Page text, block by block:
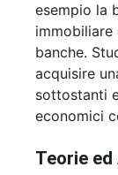
esempio la
immobiliare
banche.
acquisire
sottostanti
economici
Teorie